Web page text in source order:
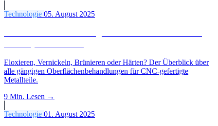
Technologie 05. August 2025
Eloxieren, Vernickeln, Brünieren oder Härten? Der Überblick über
alle gängigen Oberflächenbehandlungen für CNC-gefertigte
Metallteile.
9 Min. Lesen →
Technologie 01. August 2025